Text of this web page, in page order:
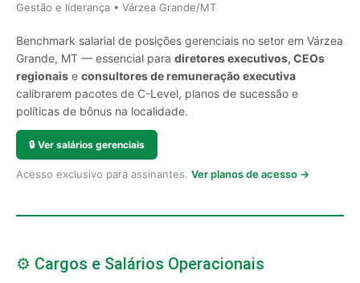
Gestão e liderança • Várzea Grande/MT
Benchmark salarial de posições gerenciais no setor em Várzea
Grande, MT — essencial para diretores executivos, CEOs
regionais e consultores de remuneração executiva
calibrarem pacotes de C-Level, planos de sucessão e
políticas de bônus na localidade.
🔒 Ver salários gerenciais
Acesso exclusivo para assinantes. Ver planos de acesso →
⚙️ Cargos e Salários Operacionais